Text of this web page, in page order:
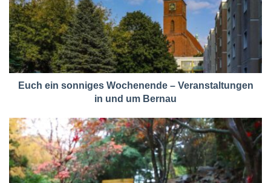
Euch ein sonniges Wochenende – Veranstaltungen
in und um Bernau